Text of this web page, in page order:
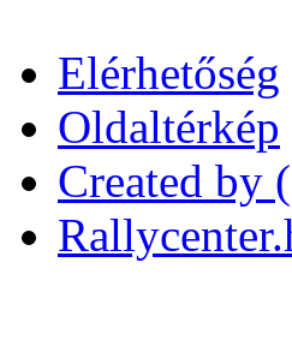
Elérhetőség
Oldaltérkép
Created by